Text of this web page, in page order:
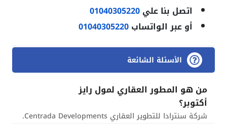
اتصل بنا علي01040305220
أو عبر الواتساب01040305220
الأسئلة الشائعة
من هو المطور العقاري لمول رايز
أكتوبر؟
شركة سنترادا للتطوير العقاري Centrada Developments.